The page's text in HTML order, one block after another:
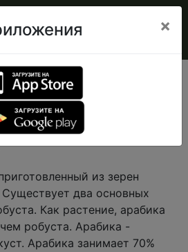
КОФЕ
из зерен
два основных
Как растение, арабика
робуста. Арабика -
Арабика занимает 70%
×